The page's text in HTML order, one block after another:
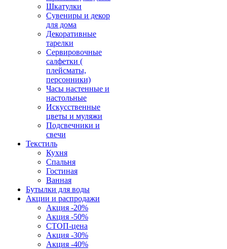
Шкатулки
Сувениры и декор
для дома
Декоративные
тарелки
Сервировочные
салфетки (
плейсматы,
персонники)
Часы настенные и
настольные
Искусственные
цветы и муляжи
Подсвечники и
свечи
Текстиль
Кухня
Спальня
Гостиная
Ванная
Бутылки для воды
Акции и распродажи
Акция -20%
Акция -50%
СТОП-цена
Акция -30%
Акция -40%